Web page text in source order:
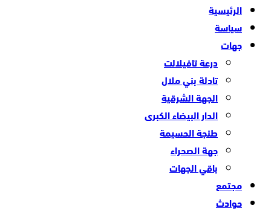
الرئيسية
سياسة
جهات
درعة تافيلالت
تادلة بني ملال
الجهة الشرقية
الدار البيضاء الكبرى
طنجة الحسيمة
جهة الصحراء
باقي الجهات
مجتمع
حوادث